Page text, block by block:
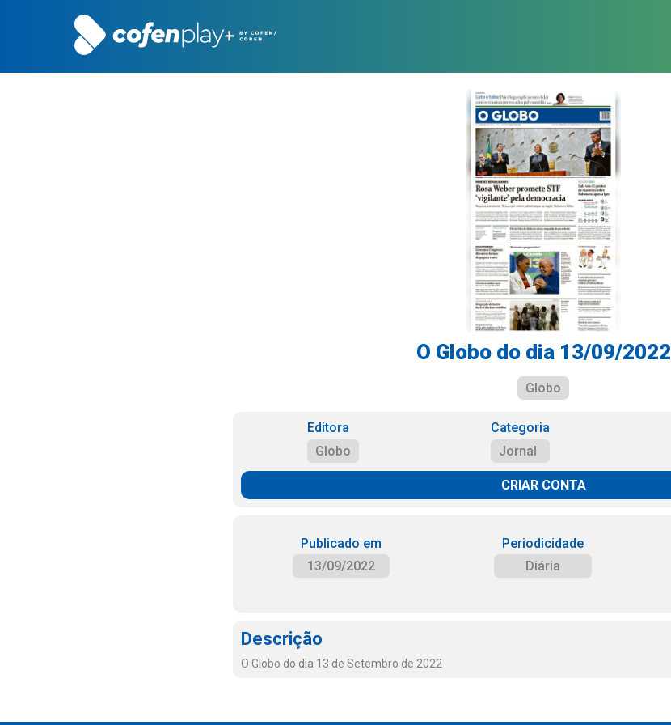
O Globo do dia 13/09/2022
Globo
Editora
Globo
Categoria
Jornal
CRIAR CONTA
Publicado em
13/09/2022
Periodicidade
Diária
Descrição
O Globo do dia 13 de Setembro de 2022